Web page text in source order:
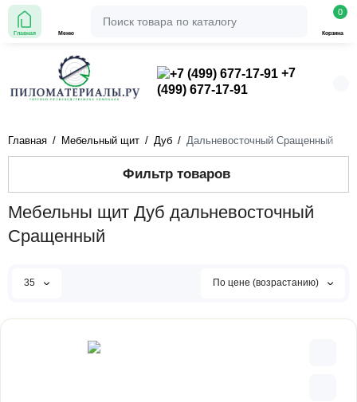
+7
(499) 677-17-91
Главная Меню
0
Корзина
Главная Мебельный щит Дуб Дальневосточный Сращенный
Фильтр товаров
Мебельны щит Дуб дальневосточный
Сращенный
35 По цене (возрастанию)